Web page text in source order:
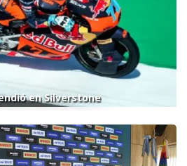
en Silverstone